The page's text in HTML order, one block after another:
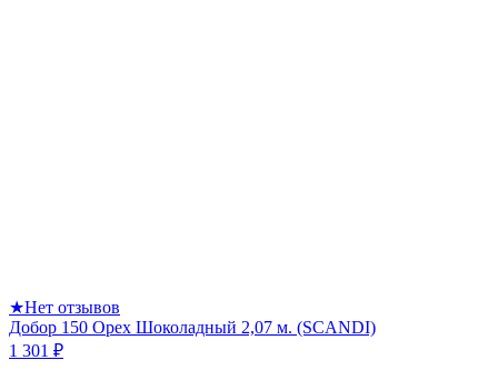
★Нет отзывов
Добор 150 Орех Шоколадный 2,07 м. (SCANDI)
1 301 ₽